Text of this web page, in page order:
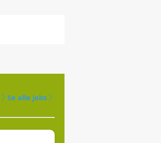
Se alle jobs